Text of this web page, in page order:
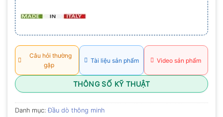
Câu hỏi thường
gặp
Tài liệu sản phẩm Video sản phẩm
THÔNG SỐ KỸ THUẬT
Danh mục:Đầu dò thông minh